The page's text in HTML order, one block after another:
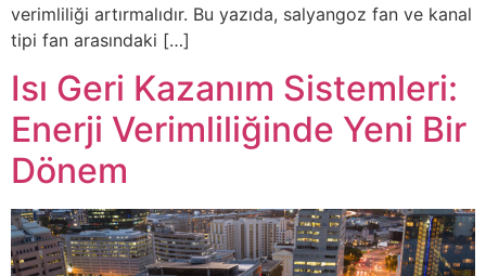
verimliliği artırmalıdır. Bu yazıda, salyangoz fan ve kanal
tipi fan arasındaki […]
Isı Geri Kazanım Sistemleri:
Enerji Verimliliğinde Yeni Bir
Dönem